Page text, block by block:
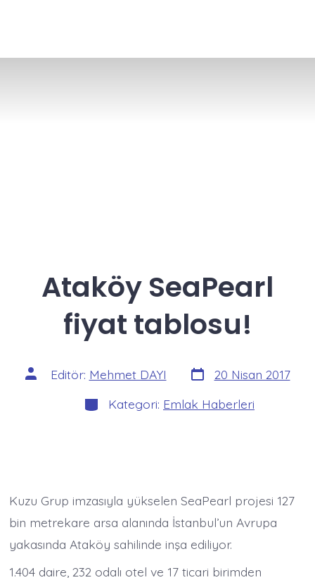
Ataköy SeaPearl
fiyat tablosu!
Yazının
yazarı
Editör: Mehmet DAYI Yazı
tarihi
20 Nisan 2017
Kategoriler
Kategori: Emlak Haberleri
Kuzu Grup imzasıyla yükselen SeaPearl projesi 127
bin metrekare arsa alanında İstanbul’un Avrupa
yakasında Ataköy sahilinde inşa ediliyor.
1.404 daire, 232 odalı otel ve 17 ticari birimden